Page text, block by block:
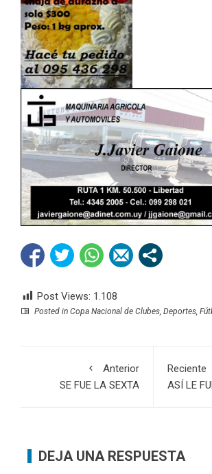
Post Views: 1.108
Posted in Copa Nacional de Clubes, Deportes,
Anterior
SE FUE LA SEXTA
Reciente
ASÍ LE
DEJA UNA RESPUESTA